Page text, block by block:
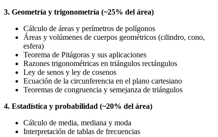
3. Geometría y trigonometría (~25% del área)
Cálculo de áreas y perímetros de polígonos
Áreas y volúmenes de cuerpos geométricos (cilindro, cono,
esfera)
Teorema de Pitágoras y sus aplicaciones
Razones trigonométricas en triángulos rectángulos
Ley de senos y ley de cosenos
Ecuación de la circunferencia en el plano cartesiano
Teoremas de congruencia y semejanza de triángulos
4. Estadística y probabilidad (~20% del área)
Cálculo de media, mediana y moda
Interpretación de tablas de frecuencias